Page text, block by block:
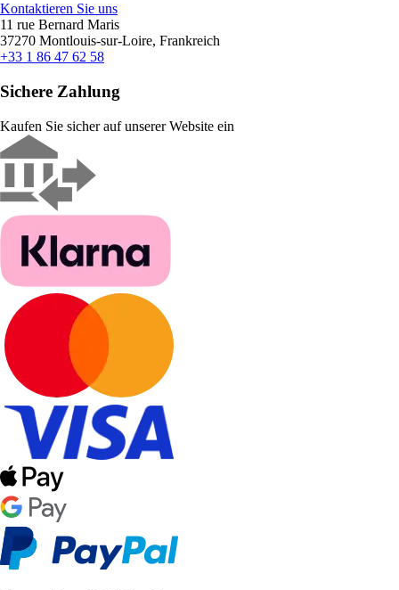
Kontaktieren Sie uns
11 rue Bernard Maris
37270 Montlouis-sur-Loire, Frankreich
+33 1 86 47 62 58
Sichere Zahlung
Kaufen Sie sicher auf unserer Website ein